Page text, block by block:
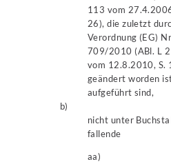
113 vom
26), die zuletzt
Verordnung (EG)
709/2010 (ABl. L
vom 12.8.2010, S.
geändert worden
aufgeführt sind,
b)
nicht unter
fallende
aa)